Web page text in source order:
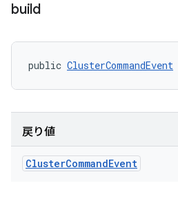
build
public ClusterCommandEvent
戻り値
ClusterCommandEvent